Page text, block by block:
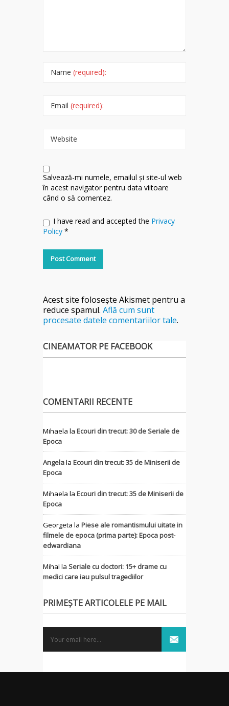
Name (required):
Email (required):
Website
Salvează-mi numele, emailul și site-ul web
în acest navigator pentru data viitoare
când o să comentez.
I have read and accepted the Privacy
Policy *
Acest site folosește Akismet pentru a
reduce spamul. Află cum sunt
procesate datele comentariilor tale.
CINEAMATOR PE FACEBOOK
COMENTARII RECENTE
Mihaela la Ecouri din trecut: 30 de Seriale de
Epoca
Angelala Ecouri din trecut: 35 de Miniserii de
Epoca
Mihaela la Ecouri din trecut: 35 de Miniserii de
Epoca
Georgeta la Piese ale romantismului uitate in
filmele de epoca (prima parte): Epoca post-
edwardiana
MihaI la Seriale cu doctori: 15+ drame cu
medici care iau pulsul tragediilor
PRIMEȘTE ARTICOLELE PE MAIL